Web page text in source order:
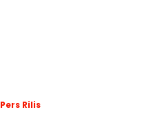
Pers Rilis